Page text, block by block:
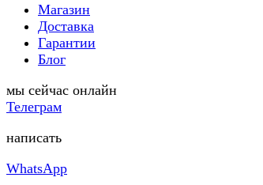
Магазин
Доставка
Гарантии
Блог
мы сейчас онлайн
Телеграм
написать
WhatsApp